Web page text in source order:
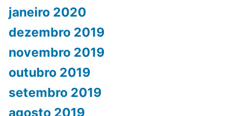
janeiro 2020
dezembro 2019
novembro 2019
outubro 2019
setembro 2019
agosto 2019